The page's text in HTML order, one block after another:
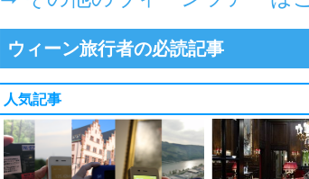
ウィーン旅行者の必読記事
人気記事